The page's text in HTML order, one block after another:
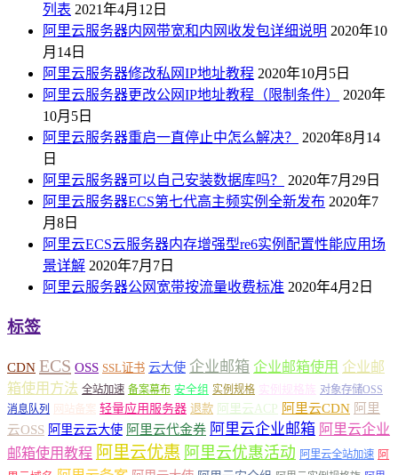
列表 2021年4月12日
阿里云服务器内网带宽和内网收发包详细说明 2020年10
月14日
阿里云服务器修改私网IP地址教程 2020年10月5日
阿里云服务器更改公网IP地址教程（限制条件）
2020年
10月5日
阿里云服务器重启一直停止中怎么解决？
2020年8月14
日
阿里云服务器可以自己安装数据库吗？
2020年7月29日
阿里云服务器ECS第七代高主频实例全新发布 2020年7
月8日
阿里云ECS云服务器内存增强型re6实例配置性能应用场
景详解 2020年7月7日
阿里云服务器公网宽带按流量收费标准 2020年4月2日
标签
CDN ECS OSS SSL证书 云大使 企业邮箱 企业邮箱使用 企业邮
箱使用方法 全站加速 备案幕布 安全组 实例规格 实例规格族 对象存储OSS
消息队列
网站备案 轻量应用服务器 退款 阿里云ACP 阿里云CDN 阿里
云OSS 阿里云云大使 阿里云代金券 阿里云企业邮箱 阿里云企业
邮箱使用教程 阿里云优惠 阿里云优惠活动 阿里云全站加速 阿